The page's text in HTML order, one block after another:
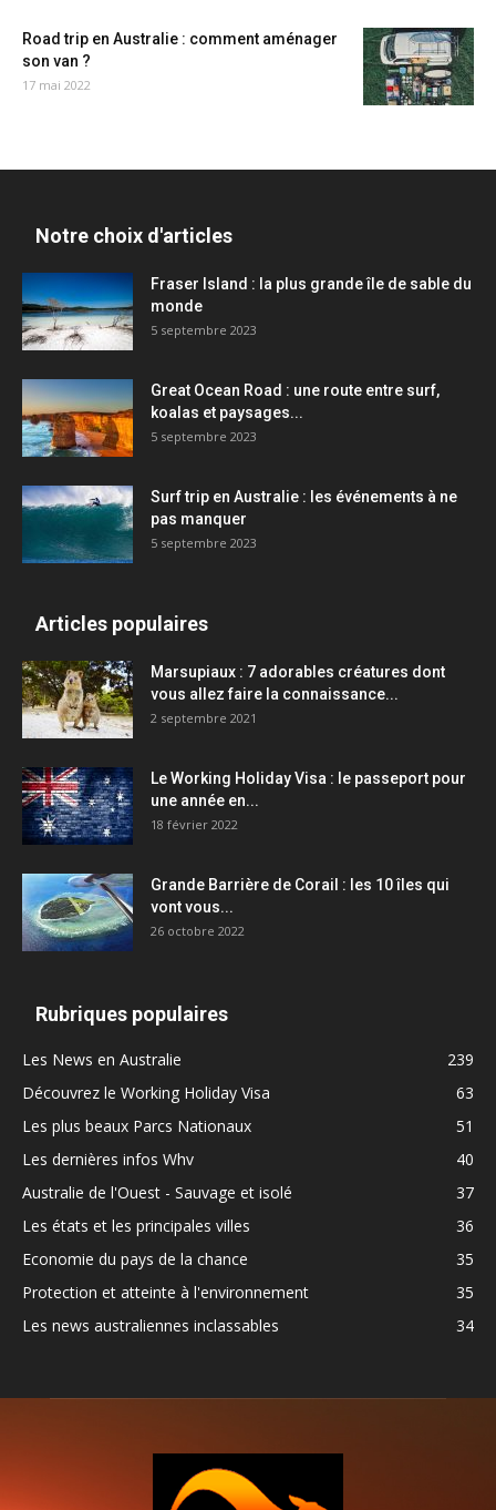
Road trip en Australie : comment aménager
son van ?
17 mai 2022
Notre choix d'articles
Fraser Island : la plus grande île de sable du
monde
5 septembre 2023
Great Ocean Road : une route entre surf,
koalas et paysages...
5 septembre 2023
Surf trip en Australie : les événements à ne
pas manquer
5 septembre 2023
Articles populaires
Marsupiaux : 7 adorables créatures dont
vous allez faire la connaissance...
2 septembre 2021
Le Working Holiday Visa : le passeport pour
une année en...
18 février 2022
Grande Barrière de Corail : les 10 îles qui
vont vous...
26 octobre 2022
Rubriques populaires
Les News en Australie
239
Découvrez le Working Holiday Visa
63
Les plus beaux Parcs Nationaux
51
Les dernières infos Whv
40
Australie de l'Ouest - Sauvage et isolé
37
Les états et les principales villes
36
Economie du pays de la chance
35
Protection et atteinte à l'environnement
35
Les news australiennes inclassables
34